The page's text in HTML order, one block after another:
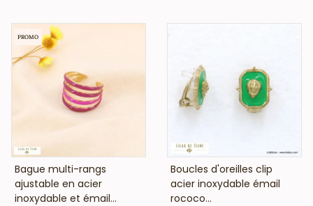
VOIR LE PRIX
Bague multi-rangs
ajustable en acier
inoxydable et émail...
PROMO
VOIR LE PRIX
Boucles d'oreilles clip
acier inoxydable émail
rococo...